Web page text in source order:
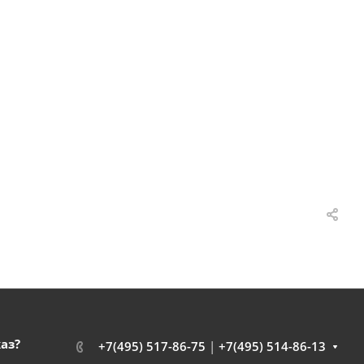
+7(495) 517-86-75 | +7(495) 514-86-13